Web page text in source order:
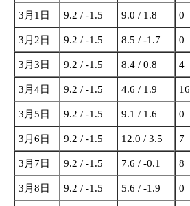
3月1日 9.2 / -1.5 9.0 / 1.8 0
3月2日 9.2 / -1.5 8.5 / -1.7 0
3月3日 9.2 / -1.5 8.4 / 0.8 4
3月4日 9.2 / -1.5 4.6 / 1.9 16
3月5日 9.2 / -1.5 9.1 / 1.6 0
3月6日 9.2 / -1.5 12.0 / 3.5 7
3月7日 9.2 / -1.5 7.6 / -0.1 8
3月8日 9.2 / -1.5 5.6 / -1.9 0